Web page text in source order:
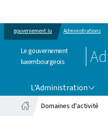
gouvernement.lu Administrations
Le gouvernement
luxembourgeois
L'Administration
Domaines d'activité